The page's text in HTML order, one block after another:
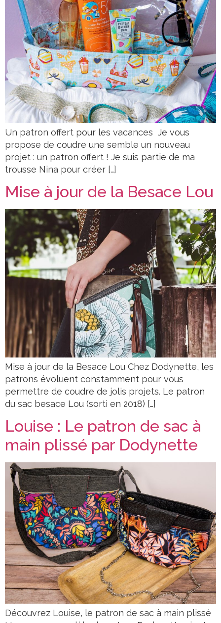
Un patron offert pour les vacances Je vous
propose de coudre une semble un nouveau
projet : un patron offert ! Je suis partie de ma
trousse Nina pour créer […]
Mise à jour de la Besace Lou
Mise à jour de la Besace Lou Chez Dodynette, les
patrons évoluent constamment pour vous
permettre de coudre de jolis projets. Le patron
du sac besace Lou (sorti en 2018) […]
Louise : Le patron de sac à
main plissé par Dodynette
Découvrez Louise, le patron de sac à main plissé